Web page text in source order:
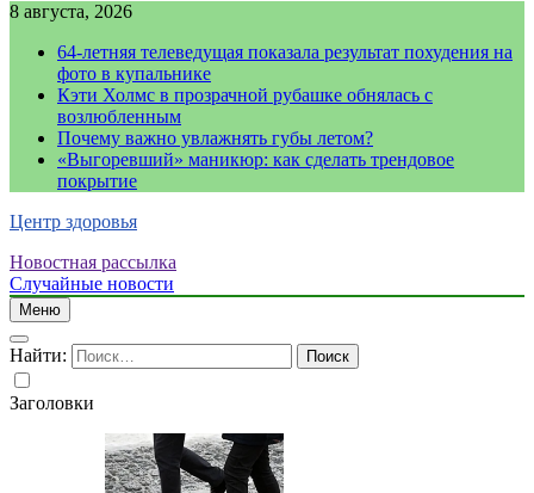
8 августа, 2026
64-летняя телеведущая показала результат похудения на
фото в купальнике
Кэти Холмс в прозрачной рубашке обнялась с
возлюбленным
Почему важно увлажнять губы летом?
«Выгоревший» маникюр: как сделать трендовое
покрытие
Центр здоровья
Новостная рассылка
Случайные новости
Меню
Найти:
Заголовки